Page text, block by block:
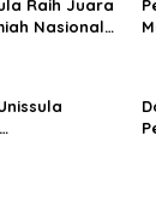
Raih Juara
Nasional